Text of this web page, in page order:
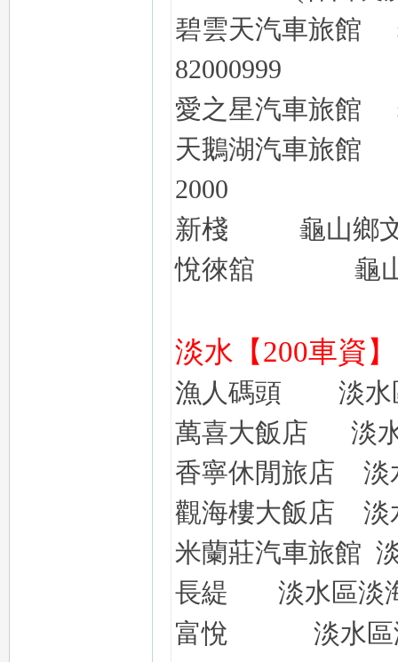
碧雲天汽車旅館
82000999
愛之星汽車旅館
天鵝湖汽車旅館
2000
新棧
龜山鄉
悅徠舘
龜
淡水【200車資】
漁人碼頭
淡
萬喜大飯店
淡
香寧休閒旅店
淡
觀海樓大飯店
淡
米蘭莊汽車旅館
長緹
淡水區淡
富悅
淡水